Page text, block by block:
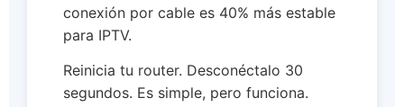
conexión por cable es 40% más estable
para IPTV.
Reinicia tu router. Desconéctalo 30
segundos. Es simple, pero funciona.